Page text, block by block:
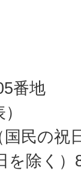
番地
民の祝
を除く